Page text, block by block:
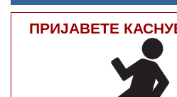
ПРИЈАВЕТЕ